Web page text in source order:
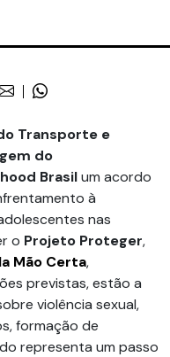
Transporte e
do
Brasilum acordo
à
nas
o Projeto Proteger,
Mão Certa,
previstas, estão a
violência sexual,
formação de
representa um passo